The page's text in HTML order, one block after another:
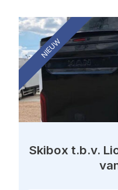
NIEUW
Skibox t.b.v.